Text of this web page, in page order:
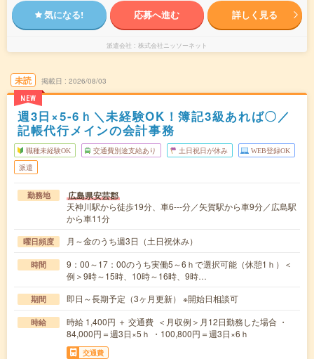
気になる! 応募へ進む 詳しく見る
派遣会社 株式会社ニッソーネット
未読
NEW
掲載日 2026/08/03
週3日×5-6ｈ＼未経験OK！簿記3級あれば〇／
記帳代行メインの会計事務
職種未経験OK 交通費別途支給あり 土日祝日が休み WEB登録OK
派遣
勤務地 広島県安芸郡
天神川駅から徒歩19分、車6---分／矢賀駅から車9分／広島駅
から車11分
曜日頻度 月～金のうち週3日（土日祝休み）
時間
9：00～17：00のうち実働5～6ｈで選択可能（休憩1ｈ）＜
例＞9時～15時、10時～16時、9時…
期間 即日～長期予定（3ヶ月更新） ※開始日相談可
時給
時給 1,400円 ＋ 交通費 ＜月収例＞月12日勤務した場合 ・
84,000円＝週3日×5ｈ ・100,800円＝週3日×6ｈ
交通費